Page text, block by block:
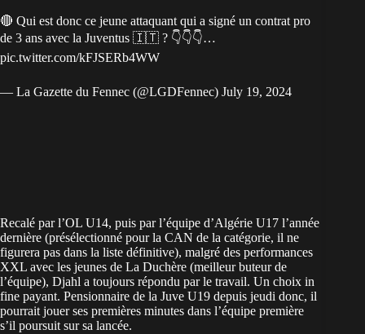
🔴 Qui est donc ce jeune attaquant qui a signé un contrat pro
de 3 ans avec la Juventus 🇮🇹 ? 👇👇👇…
pic.twitter.com/kFJSERb4WW
— La Gazette du Fennec (@LGDFennec) July 19, 2024
Recalé par l’OL U14, puis par l’équipe d’Algérie U17 l’année
dernière (présélectionné pour la CAN de la catégorie, il ne
figurera pas dans la liste définitive), malgré des performances
XXL avec les jeunes de La Duchère (meilleur buteur de
l’équipe), Djahl a toujours répondu par le travail. Un choix in
fine payant. Pensionnaire de la Juve U19 depuis jeudi donc, il
pourrait jouer ses premières minutes dans l’équipe première
s’il poursuit sur sa lancée.